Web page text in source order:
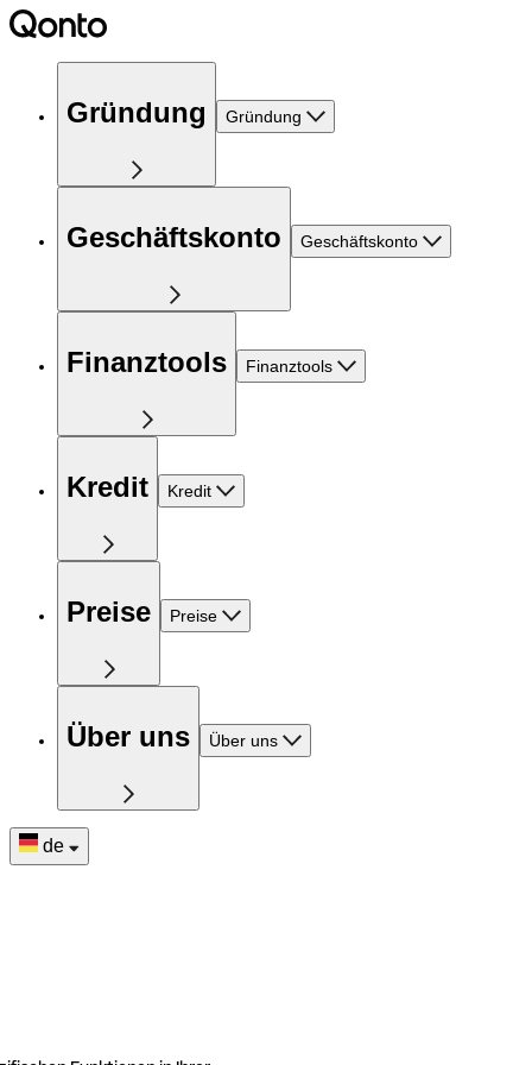
Gründung Gründung
Geschäftskonto Geschäftskonto
Finanztools Finanztools
Kredit Kredit
Preise Preise
Über uns Über uns
de